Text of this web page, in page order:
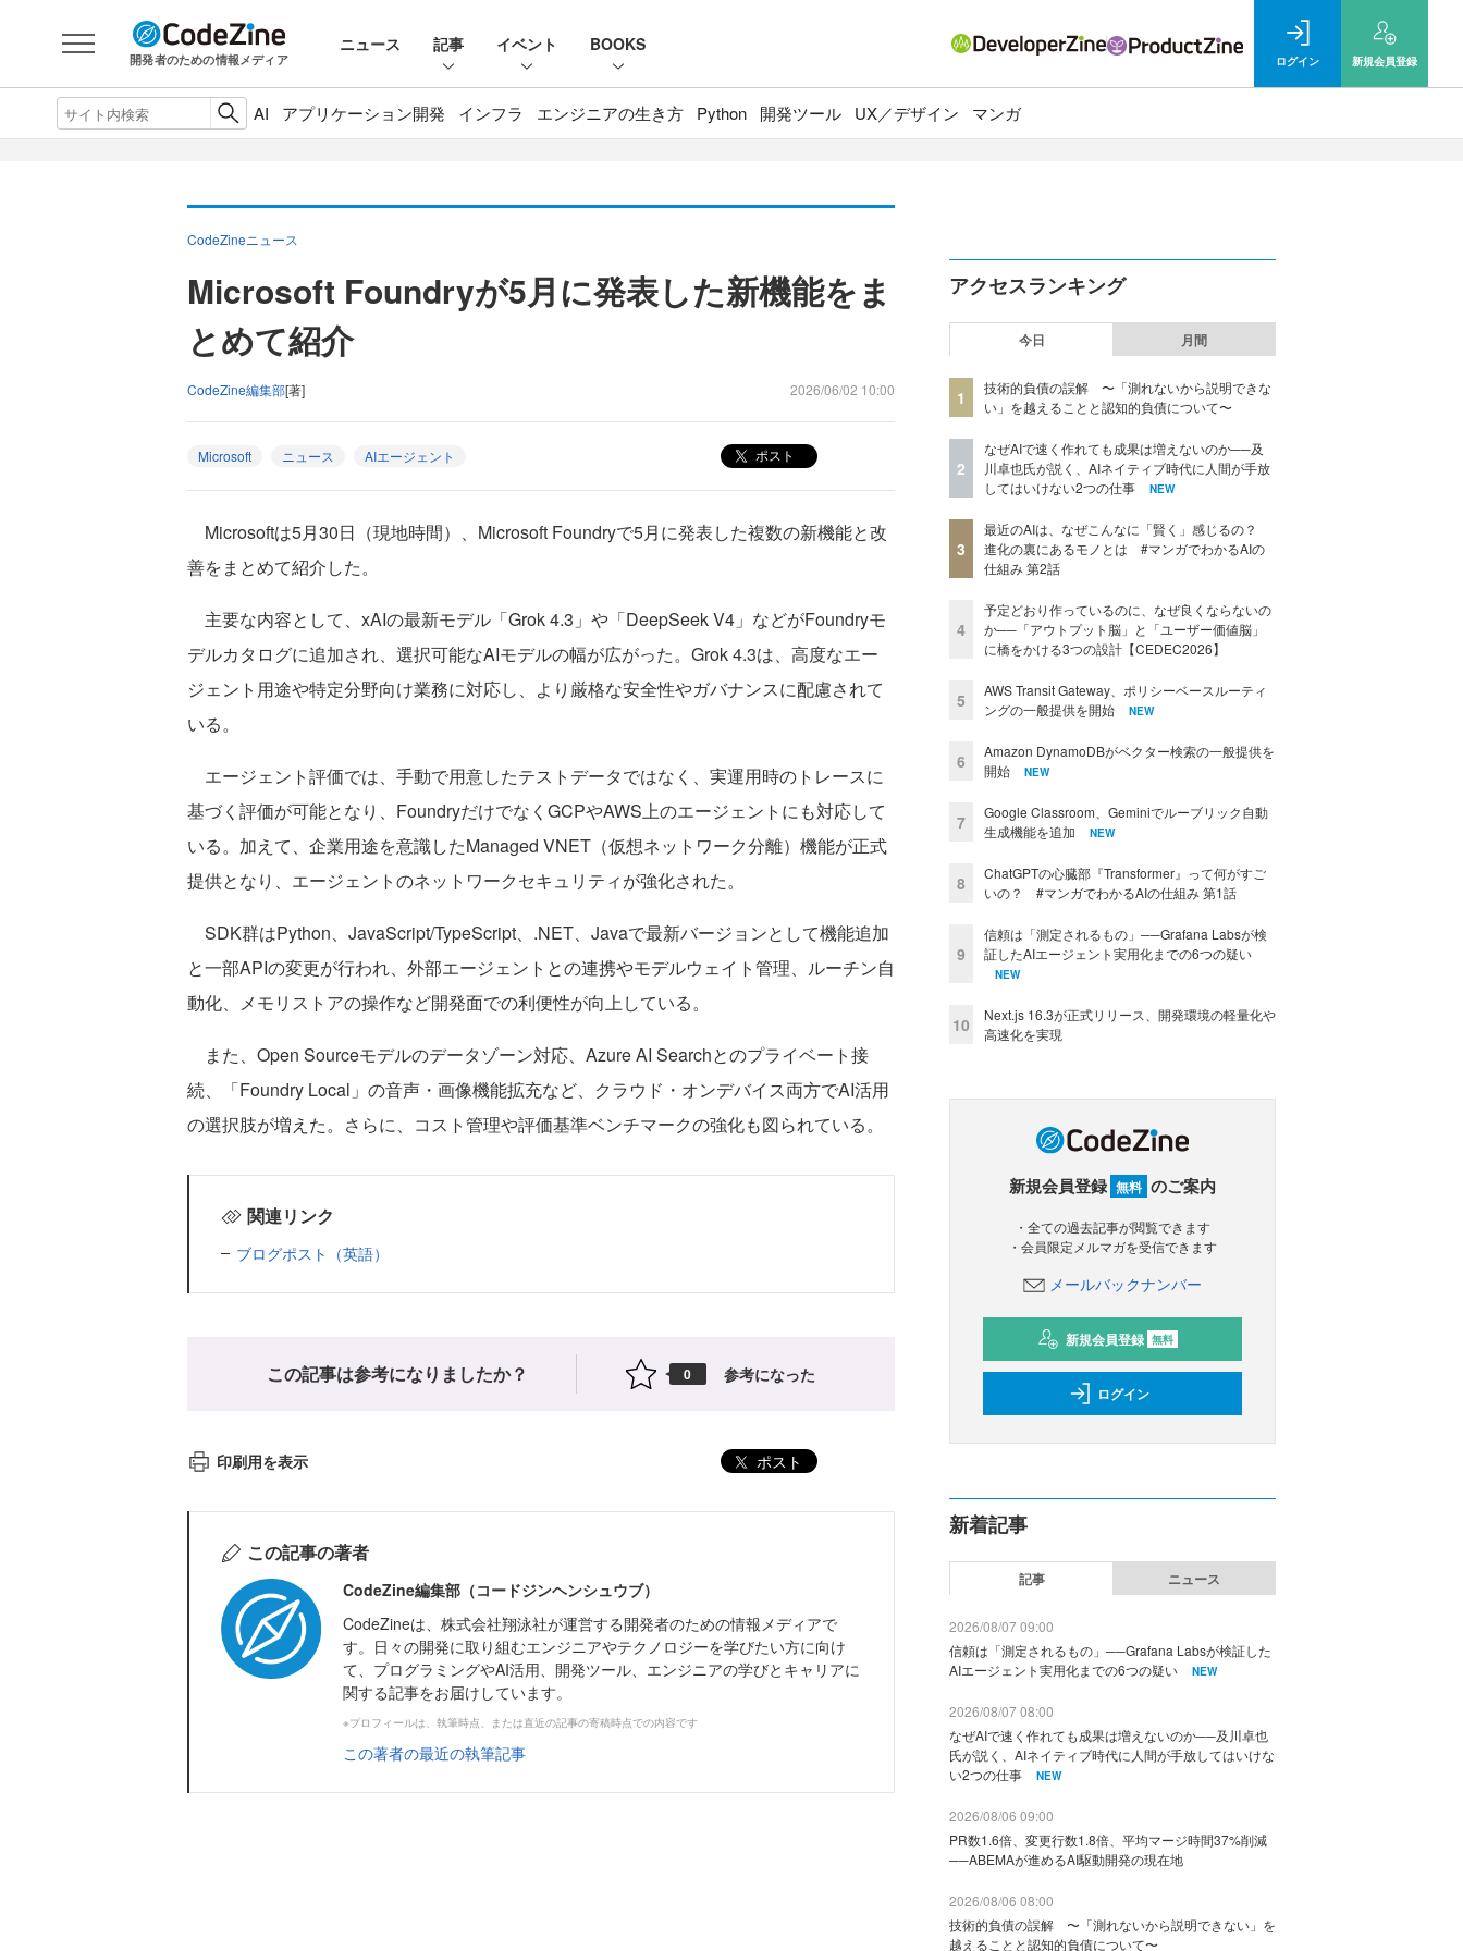
開発者のための情報メディア
ニュース 記事 イベント BOOKS
ログイン 新規会員登録
AI アプリケーション開発 インフラ エンジニアの生き方 Python 開発ツール UX／デザイン マンガ
CodeZineニュース
Microsoft Foundryが5月に発表した新機能をま
とめて紹介
CodeZine編集部[著] 2026/06/02 10:00
Microsoft ニュース AIエージェント ポスト
Microsoftは5月30日（現地時間）、Microsoft Foundryで5月に発表した複数の新機能と改
善をまとめて紹介した。
主要な内容として、xAIの最新モデル「Grok 4.3」や「DeepSeek V4」などがFoundryモ
デルカタログに追加され、選択可能なAIモデルの幅が広がった。Grok 4.3は、高度なエー
ジェント用途や特定分野向け業務に対応し、より厳格な安全性やガバナンスに配慮されて
いる。
エージェント評価では、手動で用意したテストデータではなく、実運用時のトレースに
基づく評価が可能となり、FoundryだけでなくGCPやAWS上のエージェントにも対応して
いる。加えて、企業用途を意識したManaged VNET（仮想ネットワーク分離）機能が正式
提供となり、エージェントのネットワークセキュリティが強化された。
SDK群はPython、JavaScript/TypeScript、.NET、Javaで最新バージョンとして機能追加
と一部APIの変更が行われ、外部エージェントとの連携やモデルウェイト管理、ルーチン自
動化、メモリストアの操作など開発面での利便性が向上している。
また、Open Sourceモデルのデータゾーン対応、Azure AI Searchとのプライベート接
続、「Foundry Local」の音声・画像機能拡充など、クラウド・オンデバイス両方でAI活用
の選択肢が増えた。さらに、コスト管理や評価基準ベンチマークの強化も図られている。
関連リンク
ブログポスト（英語）
この記事は参考になりましたか？ 0 参考になった
印刷用を表示 ポスト
この記事の著者
CodeZine編集部（コードジンヘンシュウブ）
CodeZineは、株式会社翔泳社が運営する開発者のための情報メディアで
す。日々の開発に取り組むエンジニアやテクノロジーを学びたい方に向け
て、プログラミングやAI活用、開発ツール、エンジニアの学びとキャリアに
関する記事をお届けしています。
※プロフィールは、執筆時点、または直近の記事の寄稿時点での内容です
この著者の最近の執筆記事
アクセスランキング
今日 月間
1
技術的負債の誤解 〜「測れないから説明できな
い」を越えることと認知的負債について〜
2
なぜAIで速く作れても成果は増えないのか──及
川卓也氏が説く、AIネイティブ時代に人間が手放
してはいけない2つの仕事
NEW
3
最近のAIは、なぜこんなに「賢く」感じるの？
進化の裏にあるモノとは #マンガでわかるAIの
仕組み 第2話
4
予定どおり作っているのに、なぜ良くならないの
か──「アウトプット脳」と「ユーザー価値脳」
に橋をかける3つの設計【CEDEC2026】
5
AWS Transit Gateway、ポリシーベースルーティ
ングの一般提供を開始
NEW
6
Amazon DynamoDBがベクター検索の一般提供を
開始
NEW
7
Google Classroom、Geminiでルーブリック自動
生成機能を追加
NEW
8
ChatGPTの心臓部『Transformer』って何がすご
いの？ #マンガでわかるAIの仕組み 第1話
9
信頼は「測定されるもの」──Grafana Labsが検
証したAIエージェント実用化までの6つの疑い
NEW
10
Next.js 16.3が正式リリース、開発環境の軽量化や
高速化を実現
新規会員登録 無料 のご案内
・全ての過去記事が閲覧できます
・会員限定メルマガを受信できます
メールバックナンバー
新規会員登録 無料
ログイン
新着記事
記事 ニュース
2026/08/07 09:00
信頼は「測定されるもの」──Grafana Labsが検証した
AIエージェント実用化までの6つの疑い
NEW
2026/08/07 08:00
なぜAIで速く作れても成果は増えないのか──及川卓也
氏が説く、AIネイティブ時代に人間が手放してはいけな
い2つの仕事
NEW
2026/08/06 09:00
PR数1.6倍、変更行数1.8倍、平均マージ時間37%削減
──ABEMAが進めるAI駆動開発の現在地
2026/08/06 08:00
技術的負債の誤解 〜「測れないから説明できない」を
越えることと認知的負債について〜